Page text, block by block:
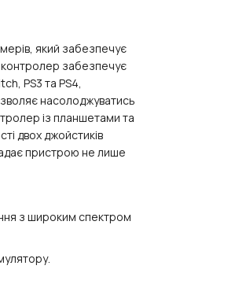
який забезпечує
контролер забезпечує
PS3 та PS4,
насолоджуватись
із планшетами та
двох джойстиків
пристрою не лише
з широким спектром